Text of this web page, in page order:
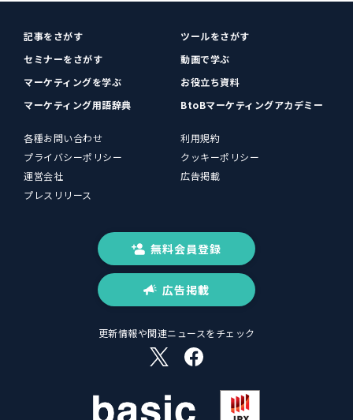
記事をさがす
ツールをさがす
セミナーをさがす
動画で学ぶ
マーケティングを学ぶ
お役立ち資料
マーケティング用語辞典
BtoBマーケティングアカデミー
各種お問い合わせ
利用規約
プライバシーポリシー
クッキーポリシー
運営会社
広告掲載
プレスリリース
無料会員登録
広告掲載
更新情報や関連ニュースをチェック